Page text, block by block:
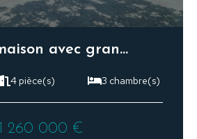
Belle maison avec grand jardin arboré et garage.
4 pièce(s) 3 chambre(s)
1 260 000 €